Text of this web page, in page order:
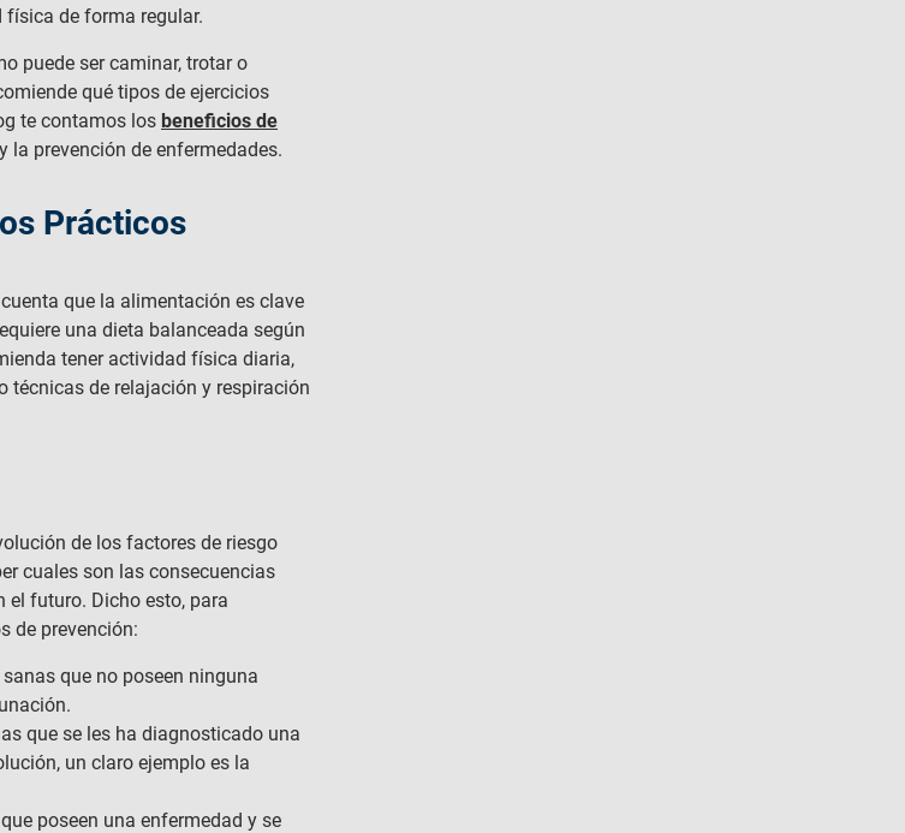
de forma regular.
puede ser caminar, trotar o
qué tipos de ejercicios
te contamos los beneficios de
prevención de enfermedades.
Prácticos
que la alimentación es clave
una dieta balanceada según
tener actividad física diaria,
técnicas de relajación y respiración
de los factores de riesgo
cuales son las consecuencias
el futuro. Dicho esto, para
de prevención:
que no poseen ninguna
que se les ha diagnosticado una
un claro ejemplo es la
poseen una enfermedad y se